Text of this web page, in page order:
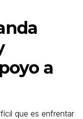
a
que es enfrentar